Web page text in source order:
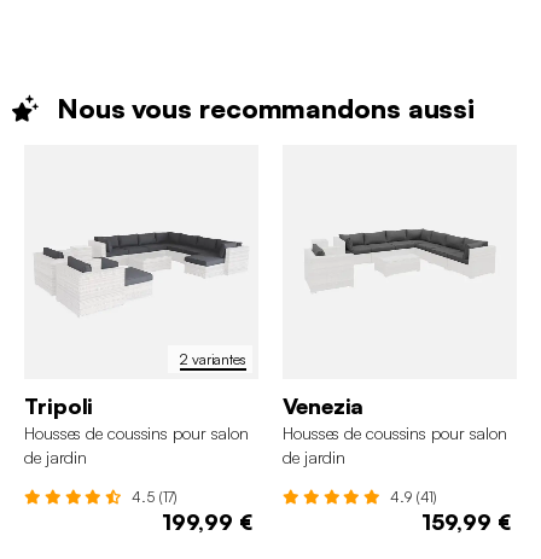
Nous vous recommandons aussi
2 variantes
Tripoli
Housses de coussins pour salon
de jardin
4.5 (17)
199,99 €
Venezia
Housses de coussins pour salon
de jardin
4.9 (41)
159,99 €